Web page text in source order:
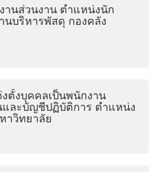
านส่วนงาน ตำแหน่งนัก
นบริหารพัสดุ กองคลัง
ตั้งบุคคลเป็นพนักงาน
และบัญชีปฏิบัติการ ตำแหน่ง
าวิทยาลัย